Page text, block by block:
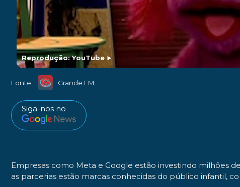
Reprodução: YouTube ►
Fonte: Grande FM
Siga-nos no
Empresas como Meta e Google estão investindo milhões
as parcerias estão marcas conhecidas do público infantil,